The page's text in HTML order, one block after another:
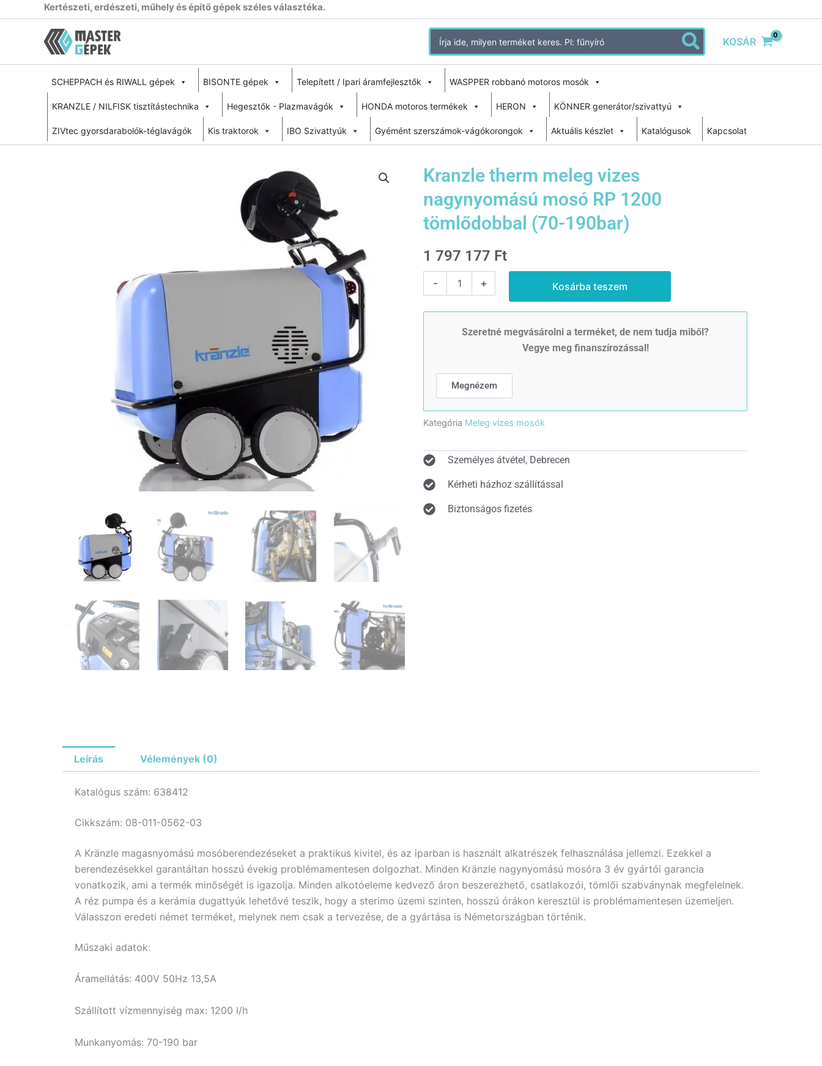
Kertészeti, erdészeti, műhely és építő gépek széles választéka.
Search
for:
KOSÁR
SCHEPPACH és RIWALL gépek BISONTE gépek Telepített / Ipari áramfejlesztők WASPPER robbanó motoros mosók
KRANZLE / NILFISK tisztítástechnika Hegesztők - Plazmavágók HONDA motoros termékek HERON KÖNNER generátor/szivattyú
ZIVtec gyorsdarabolók-téglavágók Kis traktorok IBO Szivattyúk Gyémént szerszámok-vágókorongok Aktuális készlet Katalógusok Kapcsolat
Kranzle therm meleg vizes
nagynyomású mosó RP 1200
tömlődobbal (70-190bar)
1 797 177 Ft
-
vizes
tömlődobbal
190bar)
mennyiség
+ Kosárba teszem
Szeretné megvásárolni a terméket, de nem tudja miből?
Vegye meg finanszírozással!
Megnézem
Kategória Meleg vizes mosók
Személyes átvétel, Debrecen
Kérheti házhoz szállítással
Biztonságos fizetés
Leírás Vélemények (0)
Katalógus szám: 638412
Cikkszám: 08-011-0562-03
A Kränzle magasnyomású mosóberendezéseket a praktikus kivitel, és az iparban is használt alkatrészek felhasználása jellemzi. Ezekkel a
berendezésekkel garantáltan hosszú évekig problémamentesen dolgozhat. Minden Kränzle nagynyomású mosóra 3 év gyártói garancia
vonatkozik, ami a termék minőségét is igazolja. Minden alkotóeleme kedvező áron beszerezhető, csatlakozói, tömlői szabványnak megfelelnek.
A réz pumpa és a kerámia dugattyúk lehetővé teszik, hogy a sterimo üzemi szinten, hosszú órákon keresztül is problémamentesen üzemeljen.
Válasszon eredeti német terméket, melynek nem csak a tervezése, de a gyártása is Németországban történik.
Műszaki adatok:
Áramellátás: 400V 50Hz 13,5A
Szállított vízmennyiség max: 1200 l/h
Munkanyomás: 70-190 bar